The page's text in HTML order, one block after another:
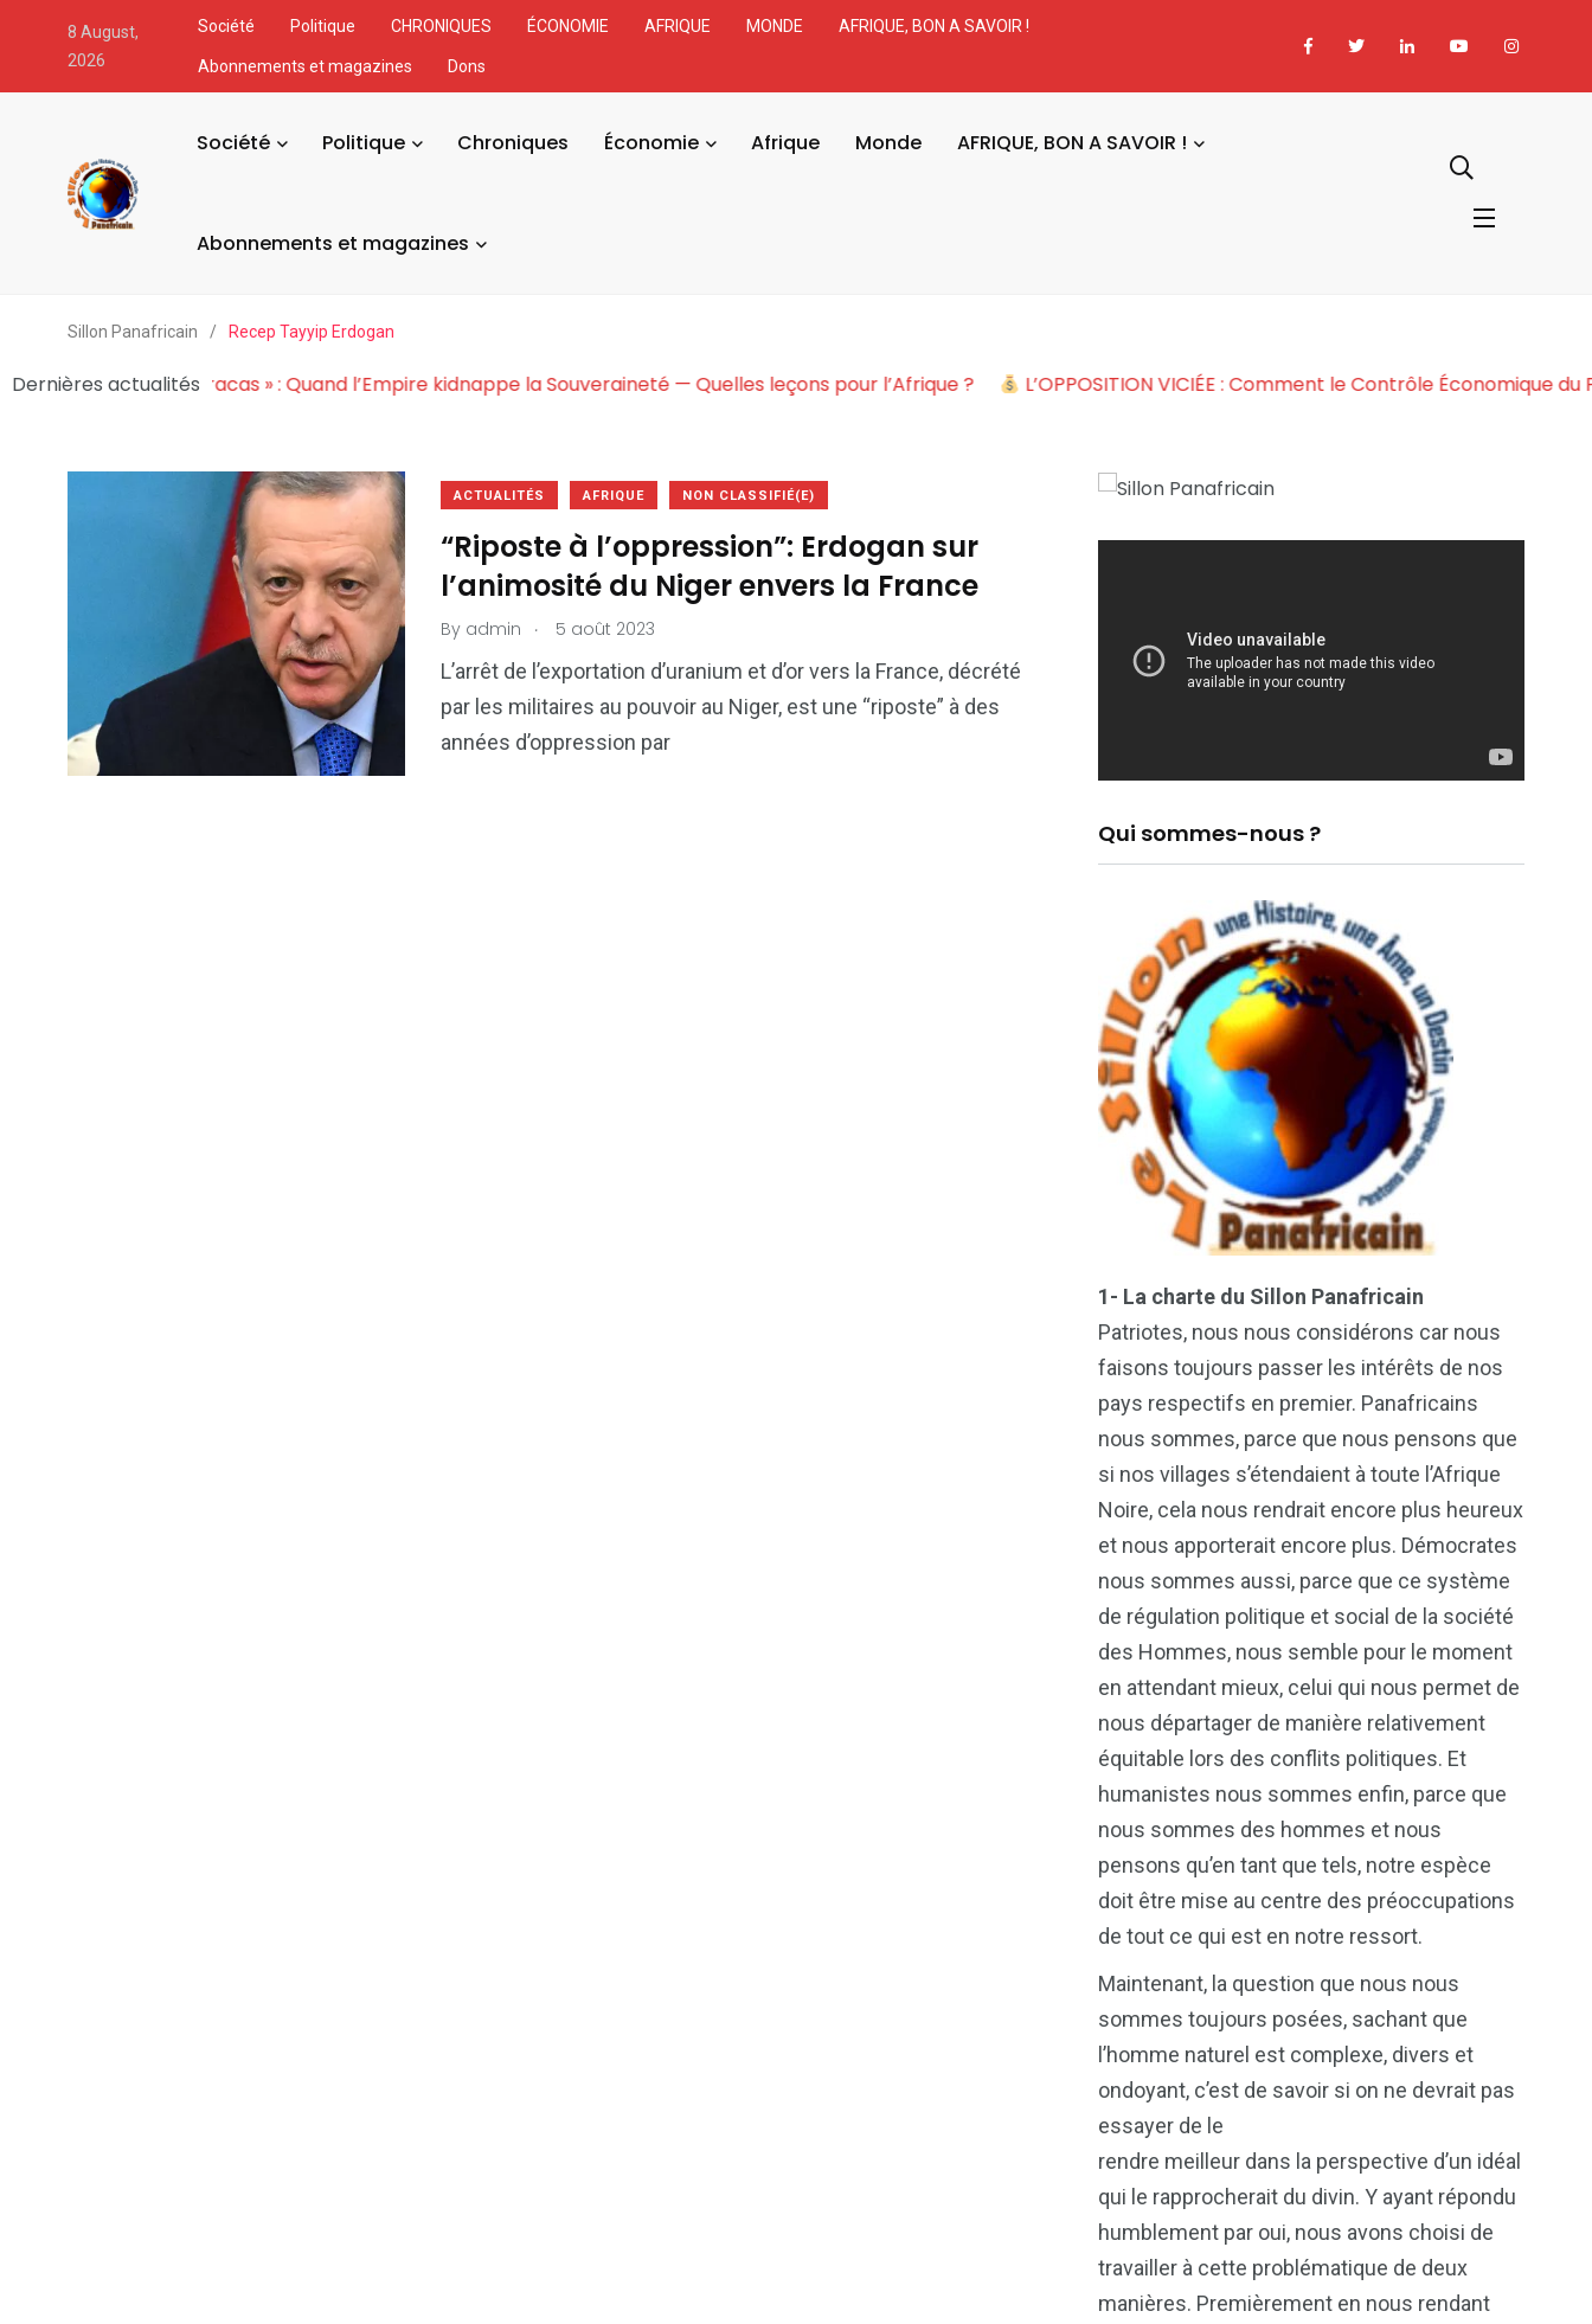
8 August,
2026
Société Politique CHRONIQUES ÉCONOMIE AFRIQUE MONDE AFRIQUE, BON A SAVOIR !
Abonnements et magazines Dons
Société Politique Chroniques Économie Afrique Monde AFRIQUE, BON A SAVOIR !
Abonnements et magazines
Sillon Panafricain / Recep Tayyip Erdogan
Dernières actualitésLe « Laboratoire Caracas » : Quand l’Empire kidnappe la Souveraineté — Quelles leçons pour l’Afrique ? L’OPPOSITION VICIÉE : Comment le Contrôle
ACTUALITÉS AFRIQUE NON CLASSIFIÉ(E)
“Riposte à l’oppression”: Erdogan sur
l’animosité du Niger envers la France
By admin . 5 août 2023
L’arrêt de l’exportation d’uranium et d’or vers la France, décrété
par les militaires au pouvoir au Niger, est une “riposte” à des
années d’oppression par
Qui sommes-nous ?
1- La charte du Sillon Panafricain
Patriotes, nous nous considérons car nous
faisons toujours passer les intérêts de nos
pays respectifs en premier. Panafricains
nous sommes, parce que nous pensons que
si nos villages s’étendaient à toute l’Afrique
Noire, cela nous rendrait encore plus heureux
et nous apporterait encore plus. Démocrates
nous sommes aussi, parce que ce système
de régulation politique et social de la société
des Hommes, nous semble pour le moment
en attendant mieux, celui qui nous permet de
nous départager de manière relativement
équitable lors des conflits politiques. Et
humanistes nous sommes enfin, parce que
nous sommes des hommes et nous
pensons qu’en tant que tels, notre espèce
doit être mise au centre des préoccupations
de tout ce qui est en notre ressort.
Maintenant, la question que nous nous
sommes toujours posées, sachant que
l’homme naturel est complexe, divers et
ondoyant, c’est de savoir si on ne devrait pas
essayer de le
rendre meilleur dans la perspective d’un idéal
qui le rapprocherait du divin. Y ayant répondu
humblement par oui, nous avons choisi de
travailler à cette problématique de deux
manières. Premièrement en nous rendant